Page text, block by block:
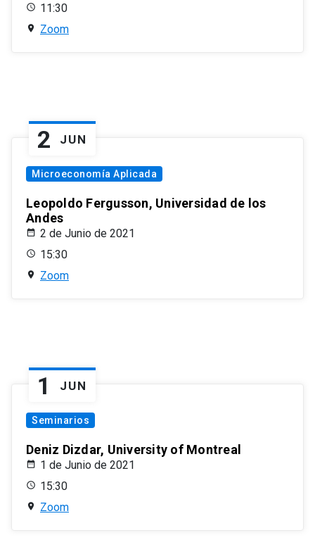
11:30
Zoom
2 JUN
Microeconomía Aplicada
Leopoldo Fergusson, Universidad de los
Andes
2 de Junio de 2021
15:30
Zoom
1 JUN
Seminarios
Deniz Dizdar, University of Montreal
1 de Junio de 2021
15:30
Zoom